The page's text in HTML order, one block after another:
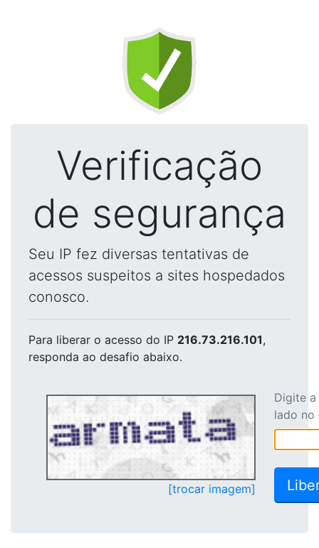
Verificação
de segurança
Seu IP fez diversas tentativas de
acessos suspeitos a sites hospedados
conosco.
Para liberar o acesso do IP 216.73.216.101,
responda ao desafio abaixo.
[trocar imagem]
Digite
lado no